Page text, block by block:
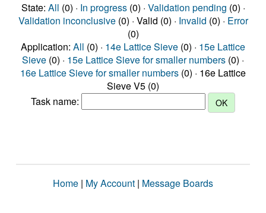
State: All (0) · In progress(0) · Validation pending (0) ·
Validation inconclusive(0) · Valid (0) · Invalid (0) · Error
(0)
Application: All (0) · 14e Lattice Sieve (0) · 15e Lattice
Sieve (0) · 15e Lattice Sieve for smaller numbers (0) ·
16e Lattice Sieve for smaller numbers (0) · 16e Lattice
Sieve V5 (0)
Task name:
Home | My Account | Message Boards